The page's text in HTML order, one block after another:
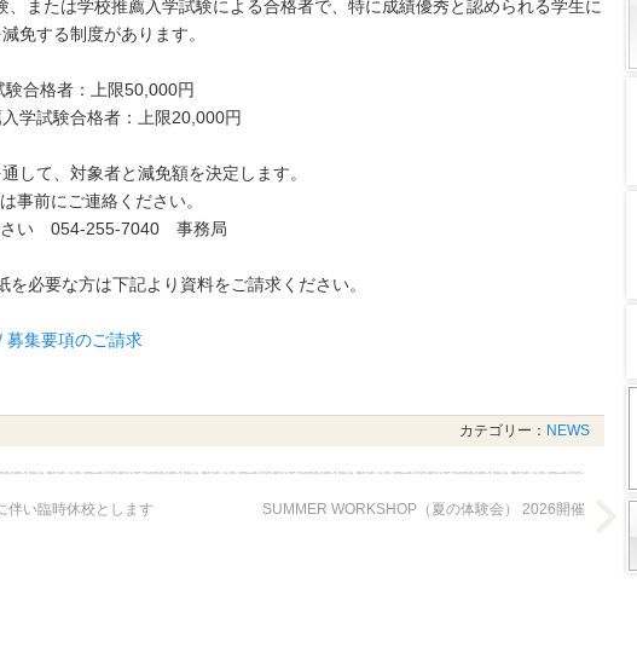
、または学校推薦入学試験による合格者で、特に成績優秀と認められる学生に
免する制度があります。
合格者：上限50,000円
学試験合格者：上限20,000円
して、対象者と減免額を決定します。
事前にご連絡ください。
さい 054-255-7040 事務局
必要な方は下記より資料をご請求ください。
募集要項のご請求
カテゴリー： NEWS
伴い臨時休校とします SUMMER WORKSHOP（夏の体験会） 2026開催